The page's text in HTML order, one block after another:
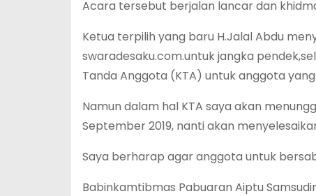
Acara tersebut berjalan lancar dan
Ketua terpilih yang baru H.Jalal Abdu
swaradesaku.com.untuk jangka
Tanda Anggota (KTA) untuk anggota
Namun dalam hal KTA saya akan
September 2019, nanti akan
Saya berharap agar anggota untuk
Babinkamtibmas Pabuaran Aiptu